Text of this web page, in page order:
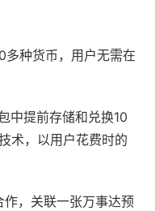
多种货币，用户无需在
中提前存储和兑换10
术，以用户花费时的
，关联一张万事达预